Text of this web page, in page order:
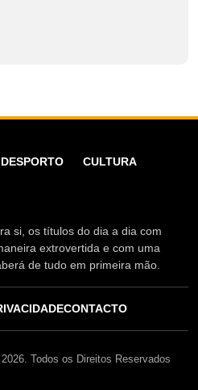
DESPORTO
CULTURA
si, os títulos do dia a dia com
extrovertida e com uma
de tudo em primeira mão.
CONTACTO
Todos os Direitos Reservados